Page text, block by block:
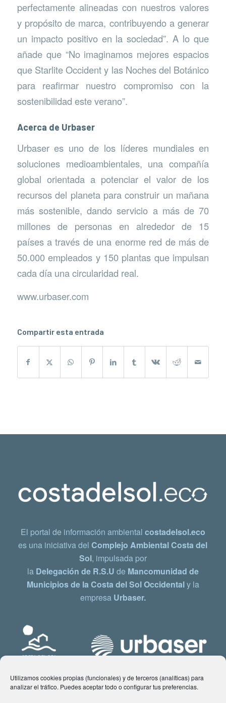
Utilizamos cookies propias (funcionales) y de terceros (analíticas) para
analizar el tráfico. Puedes aceptar todo o configurar tus preferencias.
perfectamente alineadas con nuestros valores
y propósito de marca, contribuyendo a generar
un impacto positivo en la sociedad”. A lo que
añade que “No imaginamos mejores espacios
que Starlite Occident y las Noches del Botánico
para reafirmar nuestro compromiso con la
sostenibilidad este verano”.
Acerca de Urbaser
Urbaser es uno de los líderes mundiales en
soluciones medioambientales, una compañía
global orientada a potenciar el valor de los
recursos del planeta para construir un mañana
más sostenible, dando servicio a más de 70
millones de personas en alrededor de 15
países a través de una enorme red de más de
50.000 empleados y 150 plantas que impulsan
cada día una circularidad real.
www.urbaser.com
Compartir esta entrada
El portal de información ambiental costadelsol.eco
es una iniciativa delComplejo Ambiental Costa del
Sol, impulsada por
la Delegación de R.S.U de Mancomunidad de
Municipios de la Costa del Sol Occidentaly la
empresa Urbaser.